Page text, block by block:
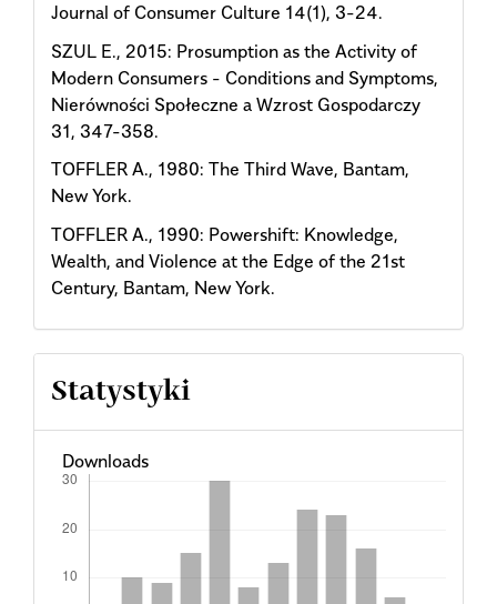
Journal of Consumer Culture 14(1), 3-24.
SZUL E., 2015: Prosumption as the Activity of
Modern Consumers - Conditions and Symptoms,
Nierówności Społeczne a Wzrost Gospodarczy
31, 347-358.
TOFFLER A., 1980: The Third Wave, Bantam,
New York.
TOFFLER A., 1990: Powershift: Knowledge,
Wealth, and Violence at the Edge of the 21st
Century, Bantam, New York.
Statystyki
Downloads